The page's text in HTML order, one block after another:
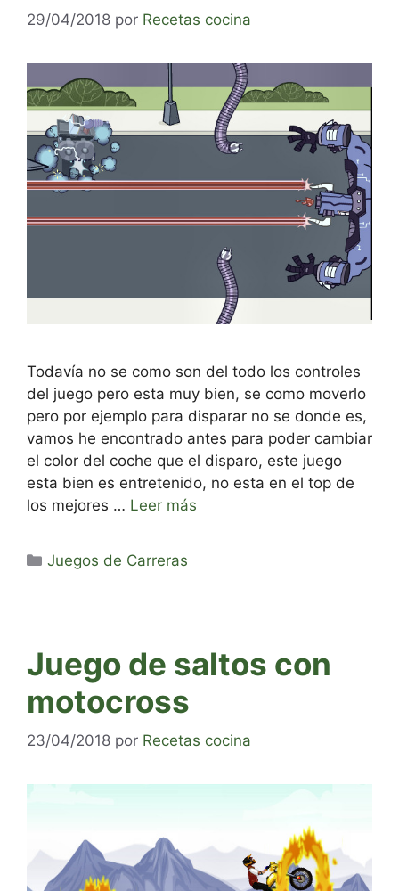
29/04/2018 por Recetas cocina
Todavía no se como son del todo los controles
del juego pero esta muy bien, se como moverlo
pero por ejemplo para disparar no se donde es,
vamos he encontrado antes para poder cambiar
el color del coche que el disparo, este juego
esta bien es entretenido, no esta en el top de
los mejores … Leer más
Categorías
Juegos de Carreras
Juego de saltos con
motocross
23/04/2018 por Recetas cocina